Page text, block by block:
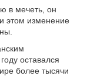
в мечеть, он
этом изменение
оставался
более тысячи